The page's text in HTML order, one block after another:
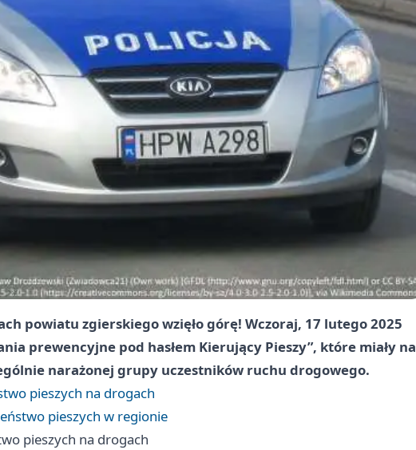
powiatu zgierskiego wzięło górę! Wczoraj, 17 lutego 2025
prewencyjne pod hasłem Kierujący Pieszy”, które miały na
narażonej grupy uczestników ruchu drogowego.
pieszych na drogach
pieszych w regionie
pieszych na drogach